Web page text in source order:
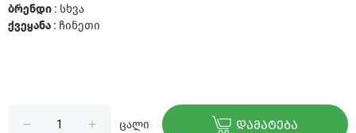
ბრენდი : სხვა
ქვეყანა : ჩინეთი
ცალი ᲓᲐᲛᲐᲢᲔᲑᲐ